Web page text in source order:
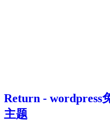
Return - wordpress
主题